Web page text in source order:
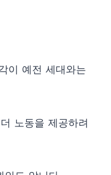
이 예전 세대와는
노동을 제공하려